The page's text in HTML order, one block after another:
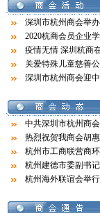
深圳市杭州商会举
2020杭商会员企业
疫情无情 深圳杭商
关爱特殊儿童慈善
深圳市杭州商会迎
中共深圳市杭州商
热烈祝贺我商会胡
杭州市工商联营商
杭州建德市委副书
杭州海外联谊会举